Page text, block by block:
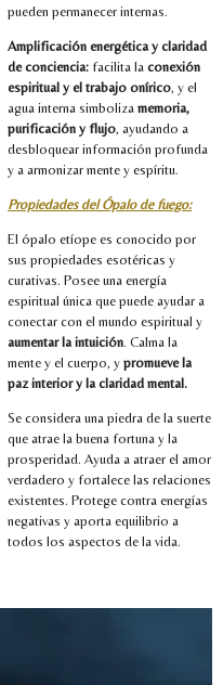
pueden permanecer internas.
Amplificación energética y claridad
de conciencia: facilita la conexión
espiritual y el trabajo onírico, y el
agua interna simboliza memoria,
purificación y flujo, ayudando a
desbloquear información profunda
y a armonizar mente y espíritu.
Propiedades del Ópalo de fuego:
El ópalo etíope es conocido por
sus propiedades esotéricas y
curativas. Posee una energía
espiritual única que puede ayudar a
conectar con el mundo espiritual y
aumentar la intuición. Calma la
mente y el cuerpo, y promueve la
paz interior y la claridad mental.
Se considera una piedra de la suerte
que atrae la buena fortuna y la
prosperidad. Ayuda a atraer el amor
verdadero y fortalece las relaciones
existentes. Protege contra energías
negativas y aporta equilibrio a
todos los aspectos de la vida.